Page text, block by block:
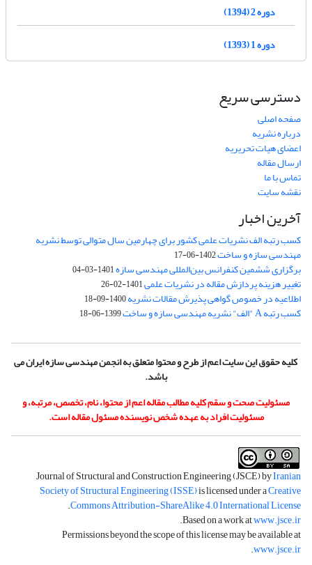
دوره 2 (1394)
دوره 1 (1393)
دسترسی سریع
صفحه اصلی
درباره نشریه
اعضای هیات تحریریه
ارسال مقاله
تماس با ما
نقشه سایت
آخرین اخبار
کسب رتبه الف نشریات علمی کشور برای چهارمین سال متوالی توسط نشریه
مهندسی سازه و ساخت1402-06-17
برگزاری ششمین کنفرانس بین‌المللی مهندسی سازه1401-03-04
تغییر هزینه پردازش مقاله در نشریات علمی1401-02-26
اطلاعیه در خصوص گواهی پذیرش مقالات نشریه1400-09-18
کسب رتبه A "الف" نشریه مهندسی سازه و ساخت 1399-06-18
کلیه حقوق این سایت اعم از طرح و محتوا متعلق به انجمن مهندسی سازه ایران می
باشد.
مسئولیت صحت و سقم کلیه مطالب مقاله اعم از محتوا، نام، تخصص، مرتبه، و
مسئولیت افراد به عهده شخص نویسنده مسئول مقاله است.
Journal of Structural and Construction Engineering (JSCE) byIranian
Society of Structural Engineering (ISSE)is licensed under aCreative
Commons Attribution-ShareAlike 4.0 International License
.
Based on a work atwww.jsce.ir
.
Permissions beyond the scope of this license may be available at
www.jsce.ir
.